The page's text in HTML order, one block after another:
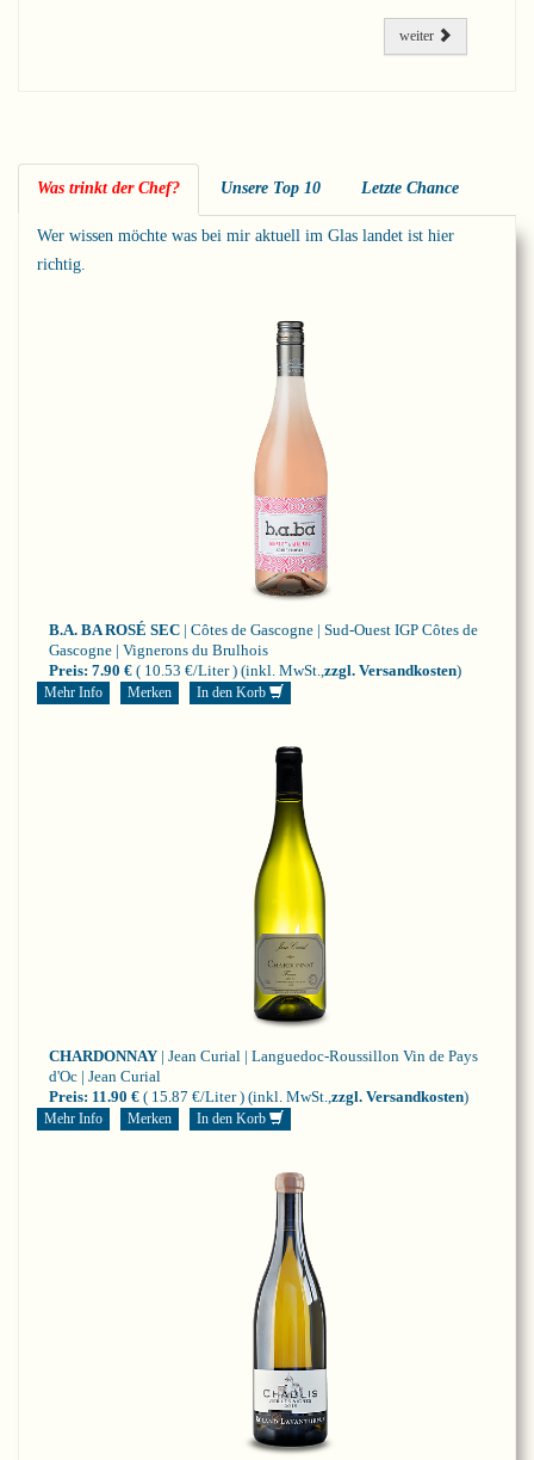
weiter
Was trinkt der Chef? Unsere Top 10 Letzte Chance
Wer wissen möchte was bei mir aktuell im Glas landet ist hier
richtig.
B.A. BA ROSÉ SEC | Côtes de Gascogne | Sud-Ouest IGP Côtes de
Gascogne | Vignerons du Brulhois
Preis: 7.90 € ( 10.53 €/Liter ) (inkl. MwSt.,zzgl. Versandkosten)
Mehr Info Merken In den Korb
CHARDONNAY | Jean Curial | Languedoc-Roussillon Vin de Pays
d'Oc | Jean Curial
Preis: 11.90 € ( 15.87 €/Liter ) (inkl. MwSt., zzgl. Versandkosten)
Mehr Info Merken In den Korb